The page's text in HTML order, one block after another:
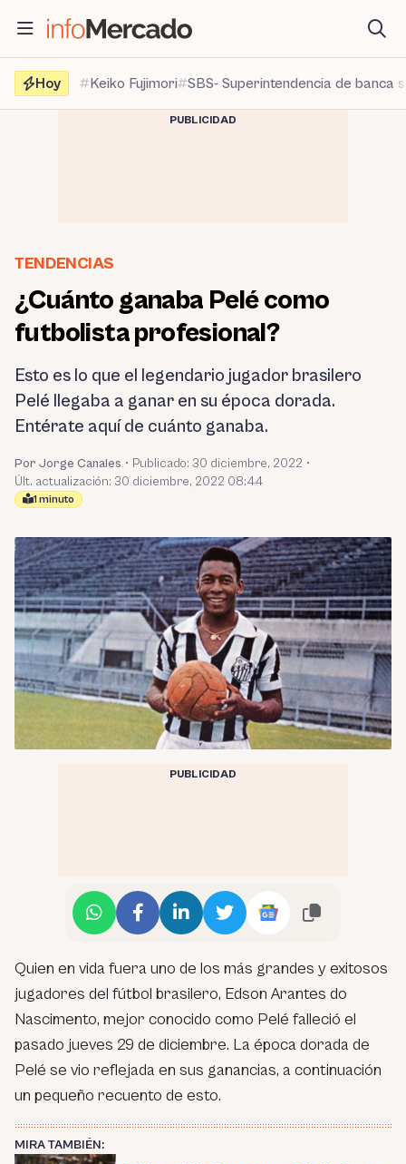
contenido
Hoy
Keiko Fujimori SBS- Superintendencia de banca
PUBLICIDAD
TENDENCIAS
¿Cuánto ganaba Pelé como
futbolista profesional?
Esto es lo que el legendario jugador brasilero
Pelé llegaba a ganar en su época dorada.
Entérate aquí de cuánto ganaba.
Por Jorge Canales • Publicado: 30 diciembre, 2022 •
Últ. actualización: 30 diciembre, 2022 08:44
1 minuto
PUBLICIDAD
Quien en vida fuera uno de los más grandes y exitosos
jugadores del fútbol brasilero, Edson Arantes do
Nascimento, mejor conocido como Pelé falleció el
pasado jueves 29 de diciembre. La época dorada de
Pelé se vio reflejada en sus ganancias, a continuación
un pequeño recuento de esto.
MIRA TAMBIÉN: